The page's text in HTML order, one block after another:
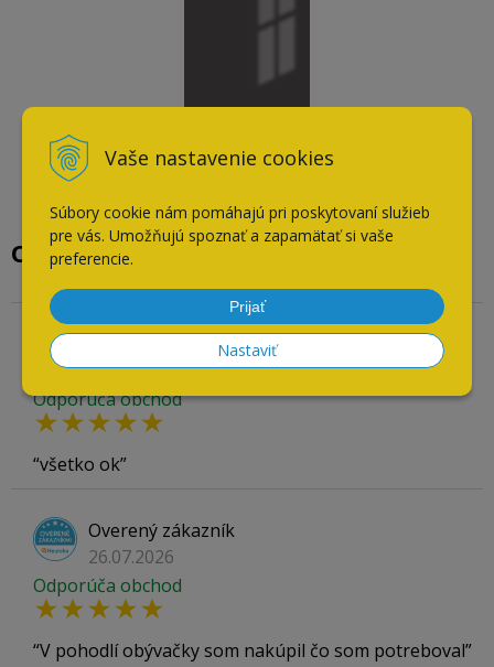
Vaše nastavenie cookies
Súbory cookie nám pomáhajú pri poskytovaní služieb
pre vás. Umožňujú spoznať a zapamätať si vaše
preferencie.
Prijať
Nastaviť
Overené našimi zákazníkmi
Overený zákazník
04.08.2026
Odporúča obchod
všetko ok
Overený zákazník
26.07.2026
Odporúča obchod
V pohodlí obývačky som nakúpil čo som potreboval